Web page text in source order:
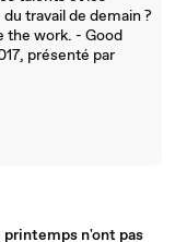
travail de demain ?
the work. - Good
présenté par
n'ont pas